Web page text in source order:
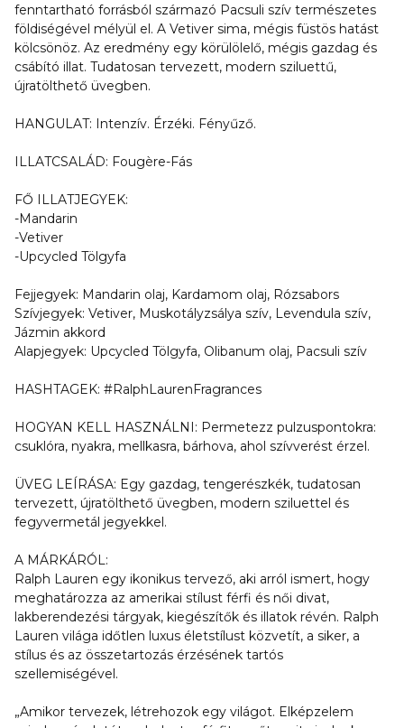
fenntartható forrásból származó Pacsuli szív természetes
földiségével mélyül el. A Vetiver sima, mégis füstös hatást
kölcsönöz. Az eredmény egy körülölelő, mégis gazdag és
csábító illat. Tudatosan tervezett, modern sziluettű,
újratölthető üvegben.
HANGULAT: Intenzív. Érzéki. Fényűző.
ILLATCSALÁD: Fougère-Fás
FŐ ILLATJEGYEK:
-Mandarin
-Vetiver
-Upcycled Tölgyfa
Fejjegyek: Mandarin olaj, Kardamom olaj, Rózsabors
Szívjegyek: Vetiver, Muskotályzsálya szív, Levendula szív,
Jázmin akkord
Alapjegyek: Upcycled Tölgyfa, Olibanum olaj, Pacsuli szív
HASHTAGEK: #RalphLaurenFragrances
HOGYAN KELL HASZNÁLNI: Permetezz pulzuspontokra:
csuklóra, nyakra, mellkasra, bárhova, ahol szívverést érzel.
ÜVEG LEÍRÁSA: Egy gazdag, tengerészkék, tudatosan
tervezett, újratölthető üvegben, modern sziluettel és
fegyvermetál jegyekkel.
A MÁRKÁRÓL:
Ralph Lauren egy ikonikus tervező, aki arról ismert, hogy
meghatározza az amerikai stílust férfi és női divat,
lakberendezési tárgyak, kiegészítők és illatok révén. Ralph
Lauren világa időtlen luxus életstílust közvetít, a siker, a
stílus és az összetartozás érzésének tartós
szellemiségével.
„Amikor tervezek, létrehozok egy világot. Elképzelem